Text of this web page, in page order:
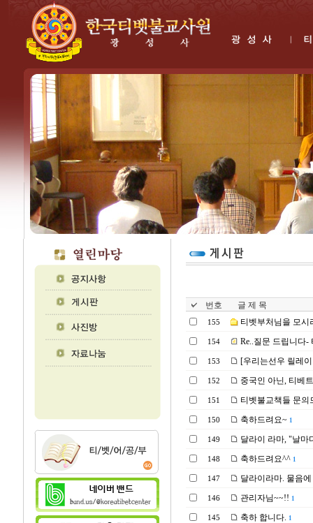
번호 글 제 목
155 티벳부처님을 모시
154 Re..질문 드립니다-
153 [우리는선우 릴레
152 중국인 아닌, 티베
151 티벳불교책들 문의
150 축하드려요~ 1
149 달라이 라마, "날마
148 축하드려요^^ 1
147 달라이라마. 물음
146 관리자님~~!! 1
145 축하 합니다. 1